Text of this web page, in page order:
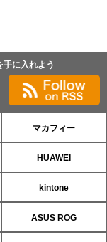
に入れよう
マカフィー
HUAWEI
kintone
ASUS ROG